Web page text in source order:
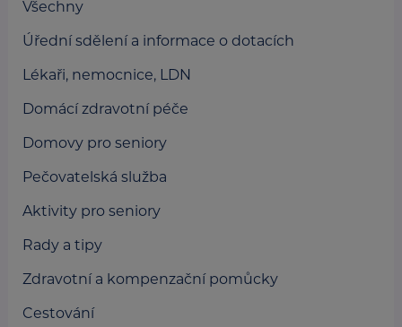
Všechny
Úřední sdělení a informace o dotacích
Lékaři, nemocnice, LDN
Domácí zdravotní péče
Domovy pro seniory
Pečovatelská služba
Aktivity pro seniory
Rady a tipy
Zdravotní a kompenzační pomůcky
Cestování